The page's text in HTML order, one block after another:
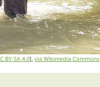
BY-SA 4.0], via Wikimedia Commons